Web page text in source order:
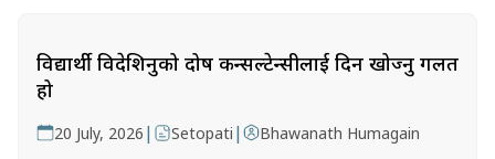
विद्यार्थी विदेशिनुको दोष कन्सल्टेन्सीलाई दिन खोज्नु गलत
हो
20 July, 2026 | Setopati | Bhawanath Humagain